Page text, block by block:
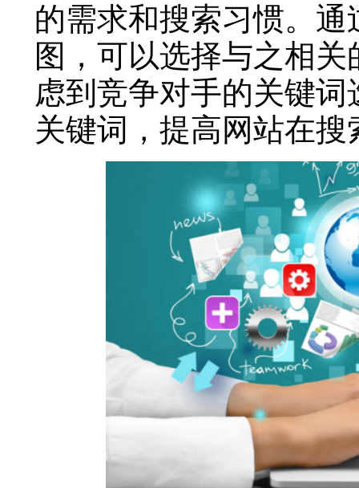
的需求和搜索习惯。
图，可以选择与之相
虑到竞争对手的关键
关键词，提高网站在